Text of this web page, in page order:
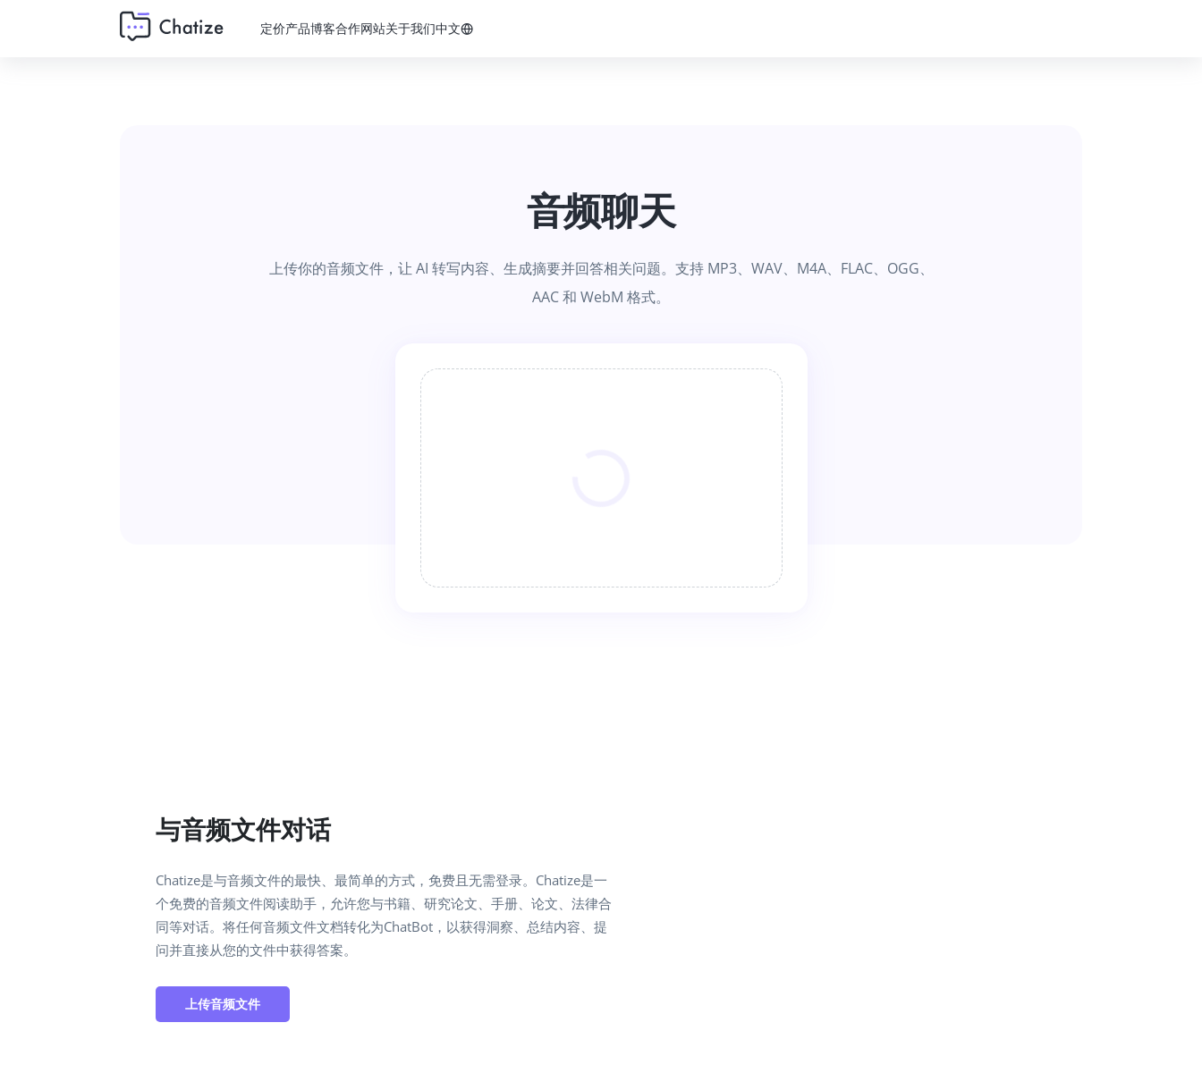
定价产品博客合作网站关于我们中文
音频聊天
上传你的音频文件，让 AI 转写内容、生成摘要并回答相关问题。支持 MP3、WAV、M4A、FLAC、OGG、
AAC 和 WebM 格式。
与音频文件对话
Chatize是与音频文件的最快、最简单的方式，免费且无需登录。Chatize是一
个免费的音频文件阅读助手，允许您与书籍、研究论文、手册、论文、法律合
同等对话。将任何音频文件文档转化为ChatBot，以获得洞察、总结内容、提
问并直接从您的文件中获得答案。
上传音频文件